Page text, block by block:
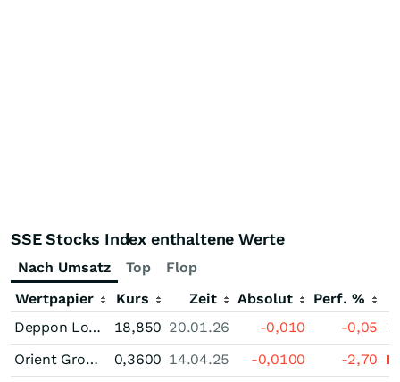
SSE Stocks Index enthaltene Werte
Nach Umsatz Top
Flop
Wertpapier
Kurs Zeit Absolut
Perf. %
Deppon Logistics Ltd. Registered (A)
18,850 20.01.26 -0,010
-0,05
Orient Group Incorporation (A)
0,3600 14.04.25 -0,0100
-2,70